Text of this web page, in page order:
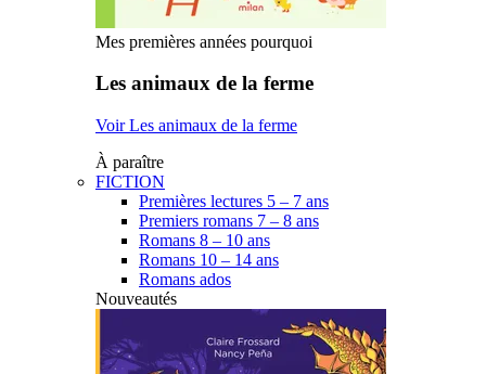
Mes premières années pourquoi
Les animaux de la ferme
Voir Les animaux de la ferme
À paraître
FICTION
Premières lectures 5 – 7 ans
Premiers romans 7 – 8 ans
Romans 8 – 10 ans
Romans 10 – 14 ans
Romans ados
Nouveautés